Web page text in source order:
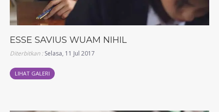
ESSE SAVIUS WUAM NIHIL
Diterbitkan :Selasa, 11 Jul 2017
LIHAT GALERI